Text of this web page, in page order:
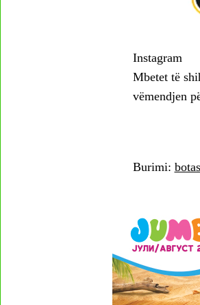
Instagram
Mbetet të
vëmendjen
Burimi: